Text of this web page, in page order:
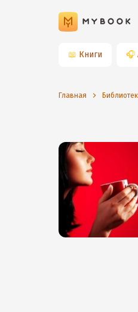
📖 Книги 🎧
Главная